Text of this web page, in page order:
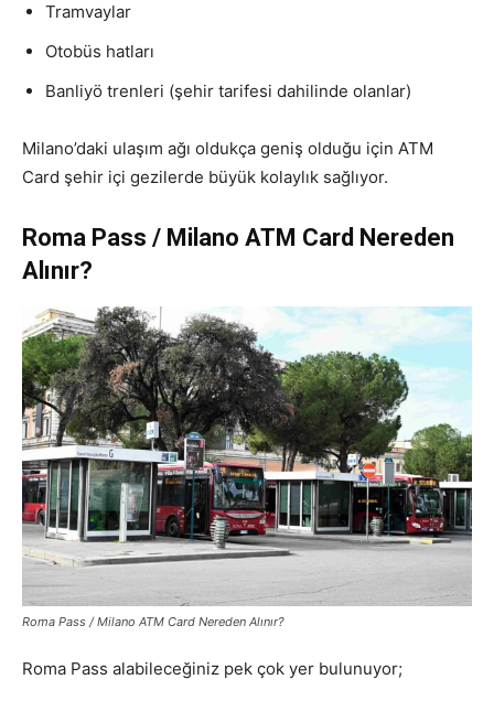
Tramvaylar
Otobüs hatları
Banliyö trenleri (şehir tarifesi dahilinde olanlar)
Milano’daki ulaşım ağı oldukça geniş olduğu için ATM
Card şehir içi gezilerde büyük kolaylık sağlıyor.
Roma Pass / Milano ATM Card Nereden
Alınır?
Roma Pass / Milano ATM Card Nereden Alınır?
Roma Pass alabileceğiniz pek çok yer bulunuyor;